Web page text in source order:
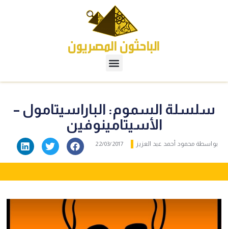
سلسلة السموم: الباراسيتامول –
الأسيتامينوفين
بواسطة محمود أحمد عبد العزيز 22/03/2017